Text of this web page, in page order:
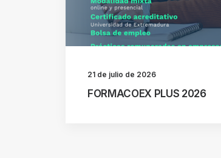
21 de julio de 2026
FORMACOEX PLUS 2026